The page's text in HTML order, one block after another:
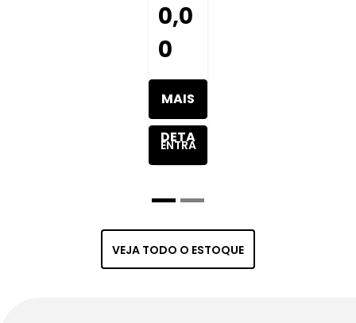
0,0
0
MAIS
DETA
VEÍC
ENTRA
VEJA TODO O ESTOQUE